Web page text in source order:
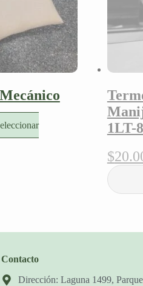
1LT-
$
Contacto
Dirección: Laguna 1499,